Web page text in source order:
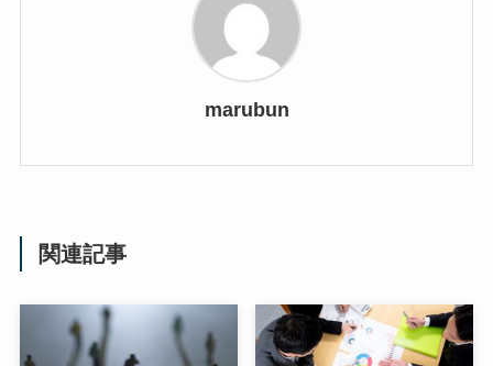
marubun
関連記事